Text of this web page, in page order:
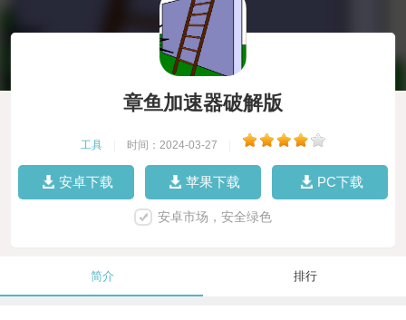
章鱼加速器破解版
工具 时间：2024-03-27
安卓下载 苹果下载 PC下载
安卓市场，安全绿色
简介 排行